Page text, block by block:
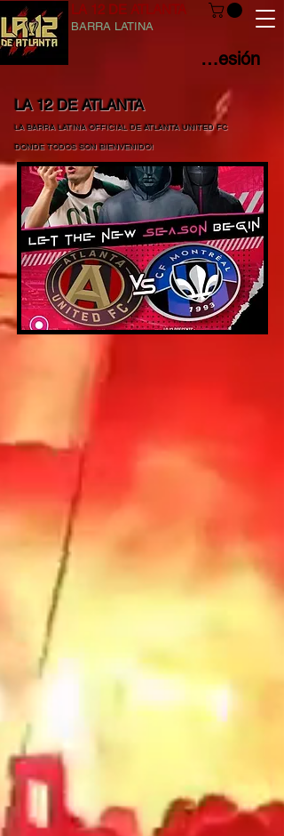
LA 12 DE ATLANTA
BARRA LATINA
Iniciar sesión
LA 12 DE ATLANTA
LA BARRA LATINA OFFICIAL DEATLANTA UNITED FC
DONDE TODOS SON BIENVENIDO!